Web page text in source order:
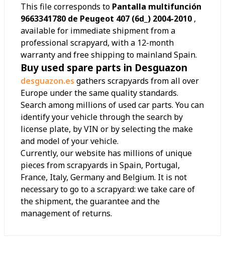
This file corresponds to Pantalla multifunción
9663341780 de Peugeot 407 (6d_) 2004-2010 ,
available for immediate shipment from a
professional scrapyard, with a 12-month
warranty and free shipping to mainland Spain.
Buy used spare parts in Desguazon
desguazon.es gathers scrapyards from all over
Europe under the same quality standards.
Search among millions of used car parts. You can
identify your vehicle through the search by
license plate, by VIN or by selecting the make
and model of your vehicle.
Currently, our website has millions of unique
pieces from scrapyards in Spain, Portugal,
France, Italy, Germany and Belgium. It is not
necessary to go to a scrapyard: we take care of
the shipment, the guarantee and the
management of returns.